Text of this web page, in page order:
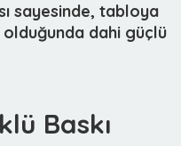
sayesinde, tabloya
dahi güçlü
Baskı